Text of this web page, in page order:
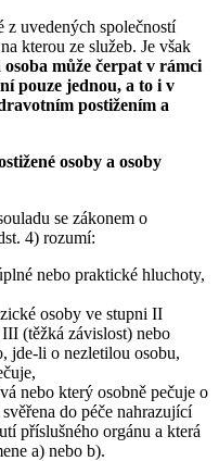
z uvedených společností
kterou ze služeb. Je však
může čerpat v rámci
pouze jednou, a to i v
postižením a
osoby a osoby
se zákonem o
4) rozumí:
nebo praktické hluchoty,
osoby ve stupni II
(těžká závislost) nebo
jde-li o nezletilou osobu,
nebo který osobně pečuje o
do péče nahrazující
příslušného orgánu a která
a) nebo b).